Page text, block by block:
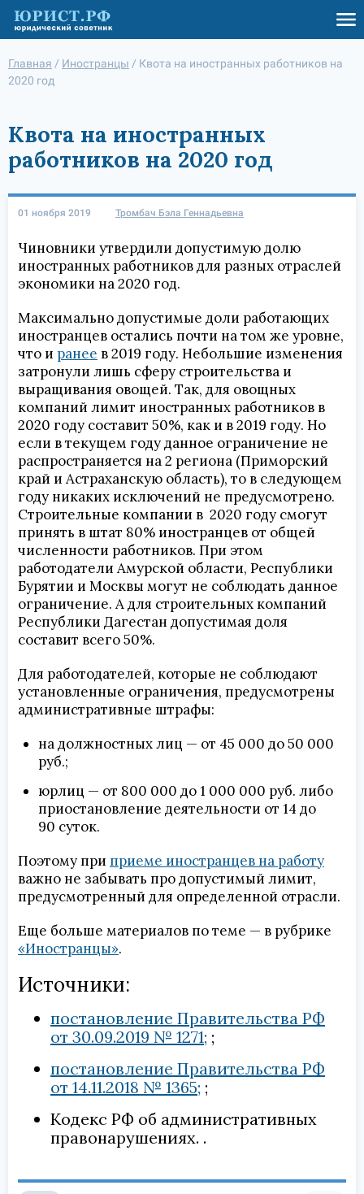
Главная / Иностранцы / Квота на иностранных работников на
2020 год
Квота на иностранных
работников на 2020 год
01 ноября 2019 Тромбач Бэла Геннадьевна
Чиновники утвердили допустимую долю
иностранных работников для разных отраслей
экономики на 2020 год.
Максимально допустимые доли работающих
иностранцев остались почти на том же уровне,
что и ранее в 2019 году. Небольшие изменения
затронули лишь сферу строительства и
выращивания овощей. Так, для овощных
компаний лимит иностранных работников в
2020 году составит 50%, как и в 2019 году. Но
если в текущем году данное ограничение не
распространяется на 2 региона (Приморский
край и Астраханскую область), то в следующем
году никаких исключений не предусмотрено.
Строительные компании в 2020 году смогут
принять в штат 80% иностранцев от общей
численности работников. При этом
работодатели Амурской области, Республики
Бурятии и Москвы могут не соблюдать данное
ограничение. А для строительных компаний
Республики Дагестан допустимая доля
составит всего 50%.
Для работодателей, которые не соблюдают
установленные ограничения, предусмотрены
административные штрафы:
на должностных лиц — от 45 000 до 50 000
руб.;
юрлиц — от 800 000 до 1 000 000 руб. либо
приостановление деятельности от 14 до
90 суток.
Поэтому при приеме иностранцев на работу
важно не забывать про допустимый лимит,
предусмотренный для определенной отрасли.
Еще больше материалов по теме — в рубрике
«Иностранцы».
Источники:
постановление Правительства РФ
от 30.09.2019 № 1271;
постановление Правительства РФ
от 14.11.2018 № 1365;
Кодекс РФ об административных
правонарушениях.